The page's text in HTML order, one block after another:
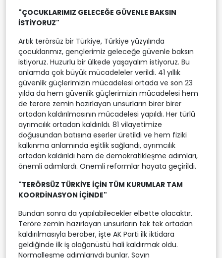
"ÇOCUKLARIMIZ GELECEĞE GÜVENLE BAKSIN
İSTİYORUZ"
Artık terörsüz bir Türkiye, Türkiye yüzyılında
çocuklarımız, gençlerimiz geleceğe güvenle baksın
istiyoruz. Huzurlu bir ülkede yaşayalım istiyoruz. Bu
anlamda çok büyük mücadeleler verildi. 41 yıllık
güvenlik güçlerimizin mücadelesi ortada ve son 23
yılda da hem güvenlik güçlerimizin mücadelesi hem
de teröre zemin hazırlayan unsurların birer birer
ortadan kaldırılmasının mücadelesi yapıldı. Her türlü
ayrımcılık ortadan kaldırıldı. 81 vilayetimize
doğusundan batısına eserler üretildi ve hem fiziki
kalkınma anlamında eşitlik sağlandı, ayrımcılık
ortadan kaldırıldı hem de demokratikleşme adımları,
önemli adımlardı. Önemli reformlar hayata geçirildi.
"TERÖRSÜZ TÜRKİYE İÇİN TÜM KURUMLAR TAM
KOORDİNASYON İÇİNDE"
Bundan sonra da yapılabilecekler elbette olacaktır.
Teröre zemin hazırlayan unsurların tek tek ortadan
kaldırılmasıyla beraber, işte AK Parti ilk iktidara
geldiğinde ilk iş olağanüstü hali kaldırmak oldu.
Normalleşme adımlarıydı bunlar. Sayın